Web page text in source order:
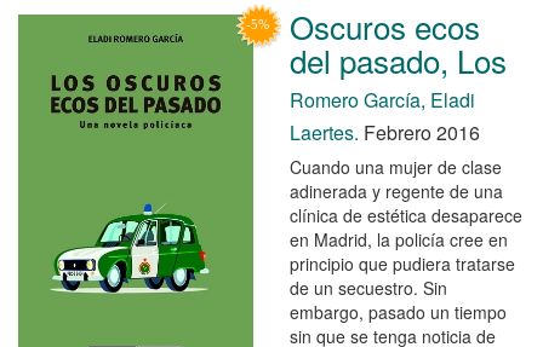
Oscuros ecos
del pasado, Los
Romero García, Eladi
Laertes. Febrero 2016
Cuando una mujer de clase
adinerada y regente de una
clínica de estética desaparece
en Madrid, la policía cree en
principio que pudiera tratarse
de un secuestro. Sin
embargo, pasado un tiempo
sin que se tenga noticia de